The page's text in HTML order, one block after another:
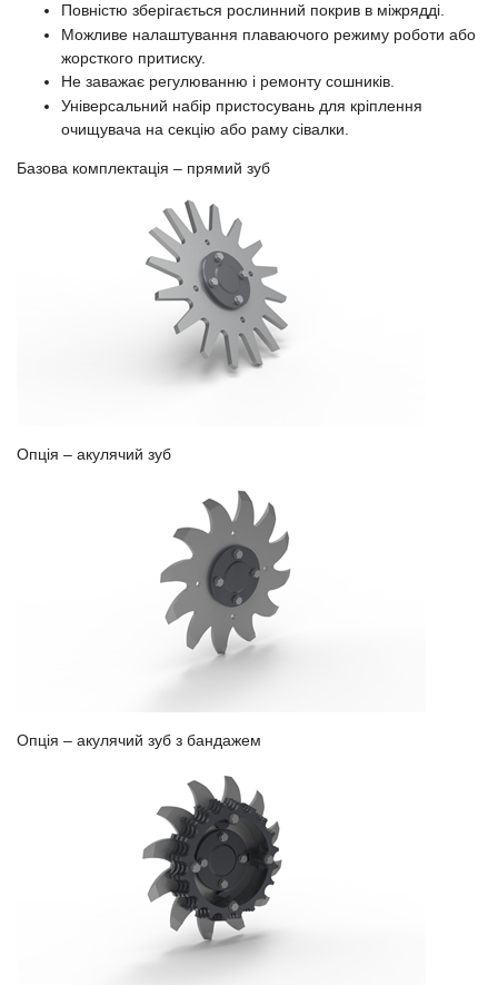
Повністю зберігається рослинний покрив в міжрядді.
Можливе налаштування плаваючого режиму роботи або
жорсткого притиску.
Не заважає регулюванню і ремонту сошників.
Універсальний набір пристосувань для кріплення
очищувача на секцію або раму сівалки.
Базова комплектація – прямий зуб
Опція – акулячий зуб
Опція – акулячий зуб з бандажем